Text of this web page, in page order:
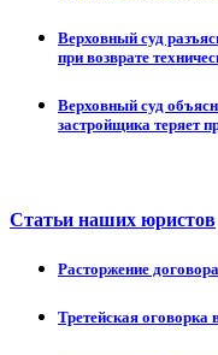
Верховный суд
при возврате
Верховный суд
застройщика теряет
Статьи наших юристов
Расторжение
Третейская оговорка